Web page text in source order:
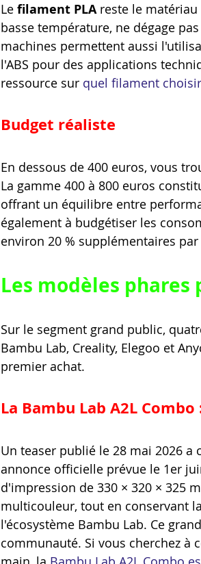
Le filament PLA reste le
basse température, ne dégage
machines permettent aussi
l'ABS pour des applications
ressource sur quel filament
Budget réaliste
En dessous de 400 euros, vous
La gamme 400 à 800 euros
offrant un équilibre entre
également à budgétiser les
environ 20 % supplémentaires
Les modèles phares
Sur le segment grand public,
Bambu Lab, Creality, Elegoo et
premier achat.
La Bambu Lab A2L
Un teaser publié le 28 mai 2026 a
annonce officielle prévue le 1er
d'impression de 330 × 320 × 325
multicouleur, tout en conservant
l'écosystème Bambu Lab. Ce
communauté. Si vous cherchez à